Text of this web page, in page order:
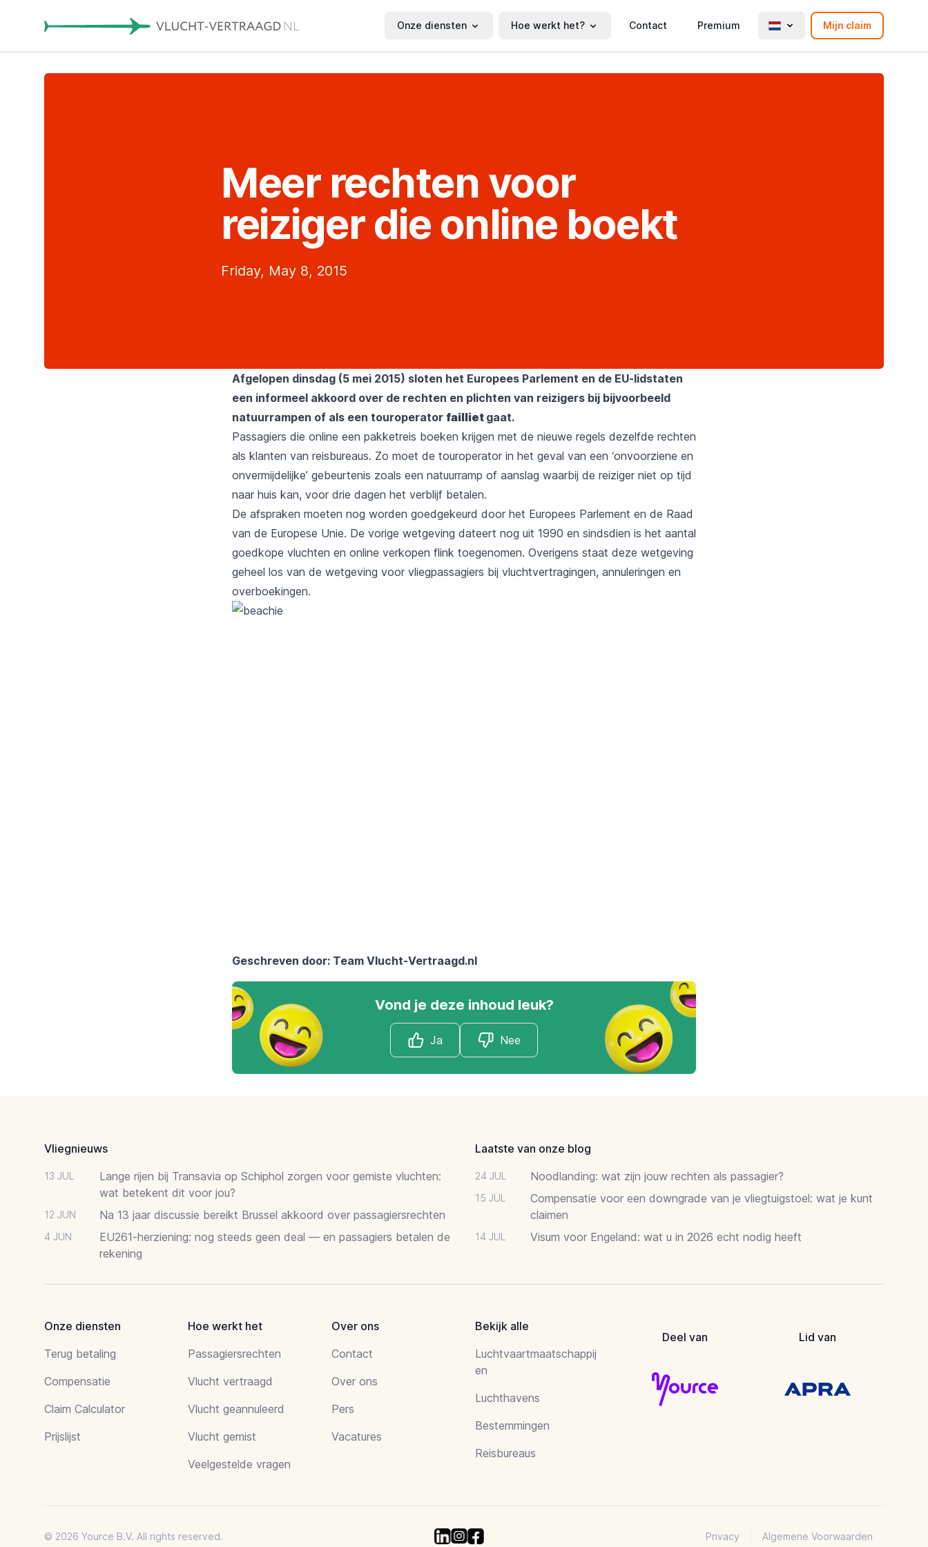
Onze diensten Hoe werkt het? Contact Premium Mijn claim
Meer rechten voor
reiziger die online boekt
Friday, May 8, 2015
Afgelopen dinsdag (5 mei 2015) sloten het Europees Parlement en de EU-lidstaten
een informeel akkoord over de rechten en plichten van reizigers bij bijvoorbeeld
natuurrampen of als een touroperator failliet gaat.
Passagiers die online een pakketreis boeken krijgen met de nieuwe regels dezelfde rechten
als klanten van reisbureaus. Zo moet de touroperator in het geval van een ‘onvoorziene en
onvermijdelijke’ gebeurtenis zoals een natuurramp of aanslag waarbij de reiziger niet op tijd
naar huis kan, voor drie dagen het verblijf betalen.
De afspraken moeten nog worden goedgekeurd door het Europees Parlement en de Raad
van de Europese Unie. De vorige wetgeving dateert nog uit 1990 en sindsdien is het aantal
goedkope vluchten en online verkopen flink toegenomen. Overigens staat deze wetgeving
geheel los van de wetgeving voor vliegpassagiers bij vluchtvertragingen, annuleringen en
overboekingen.
Geschreven door: Team Vlucht-Vertraagd.nl
Vond je deze inhoud leuk?
Ja Nee
Vliegnieuws
13 JUL
Lange rijen bij Transavia op Schiphol zorgen voor gemiste vluchten:
wat betekent dit voor jou?
12 JUN Na 13 jaar discussie bereikt Brussel akkoord over passagiersrechten
4 JUN
EU261-herziening: nog steeds geen deal — en passagiers betalen de
rekening
Laatste van onze blog
24 JUL Noodlanding: wat zijn jouw rechten als passagier?
15 JUL
Compensatie voor een downgrade van je vliegtuigstoel: wat je kunt
claimen
14 JUL Visum voor Engeland: wat u in 2026 echt nodig heeft
Onze diensten
Terug betaling
Compensatie
Claim Calculator
Prijslijst
Hoe werkt het
Passagiersrechten
Vlucht vertraagd
Vlucht geannuleerd
Vlucht gemist
Veelgestelde vragen
Over ons
Contact
Over ons
Pers
Vacatures
Bekijk alle
Luchtvaartmaatschappij
en
Luchthavens
Bestemmingen
Reisbureaus
Deel van Lid van
© 2026 Yource B.V. All rights reserved. Privacy Algemene Voorwaarden